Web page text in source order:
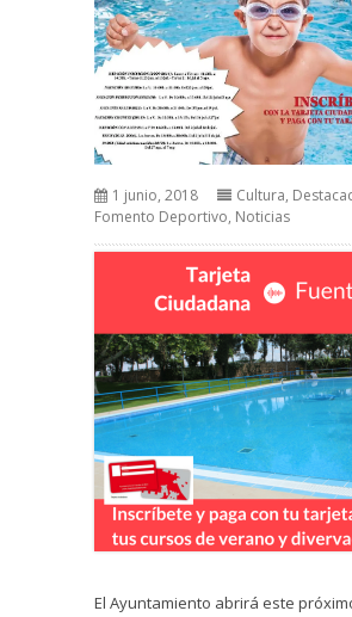
1 junio, 2018 Cultura,
Fomento Deportivo, Noticias
El Ayuntamiento abrirá este